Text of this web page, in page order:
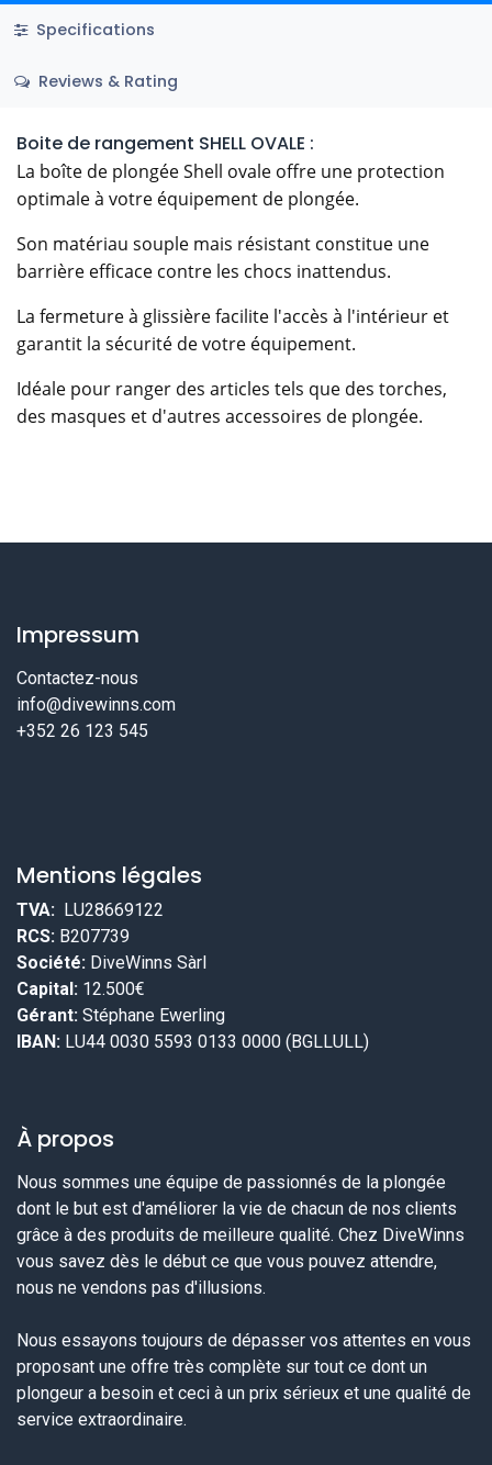
Specifications
Reviews & Rating
Boite de rangement SHELL OVALE :
La boîte de plongée Shell ovale offre une protection
optimale à votre équipement de plongée.
Son matériau souple mais résistant constitue une
barrière efficace contre les chocs inattendus.
La fermeture à glissière facilite l'accès à l'intérieur et
garantit la sécurité de votre équipement.
Idéale pour ranger des articles tels que des torches,
des masques et d'autres accessoires de plongée.
Impressum
Contactez-nous
info@divewinns.com
+352 26 123 545
Mentions légales
TVA: LU28669122
RCS: B207739
Société: DiveWinns Sàrl
Capital: 12.500€
Gérant: Stéphane Ewerling
IBAN: LU44 0030 5593 0133 0000 (BGLLULL)
À propos
Nous sommes une équipe de passionnés de la plongée
dont le but est d'améliorer la vie de chacun de nos clients
grâce à des produits de meilleure qualité. Chez DiveWinns
vous savez dès le début ce que vous pouvez attendre,
nous ne vendons pas d'illusions.
Nous essayons toujours de dépasser vos attentes en vous
proposant une offre très complète sur tout ce dont un
plongeur a besoin et ceci à un prix sérieux et une qualité de
service extraordinaire.